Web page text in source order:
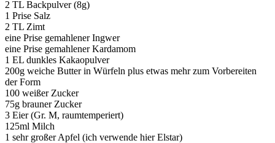
2 TL Backpulver (8g)
1 Prise Salz
2 TL Zimt
eine Prise gemahlener Ingwer
eine Prise gemahlener Kardamom
1 EL dunkles Kakaopulver
200g weiche Butter in Würfeln plus etwas mehr zum Vorbereiten
der Form
100 weißer Zucker
75g brauner Zucker
3 Eier (Gr. M, raumtemperiert)
125ml Milch
1 sehr großer Apfel (ich verwende hier Elstar)